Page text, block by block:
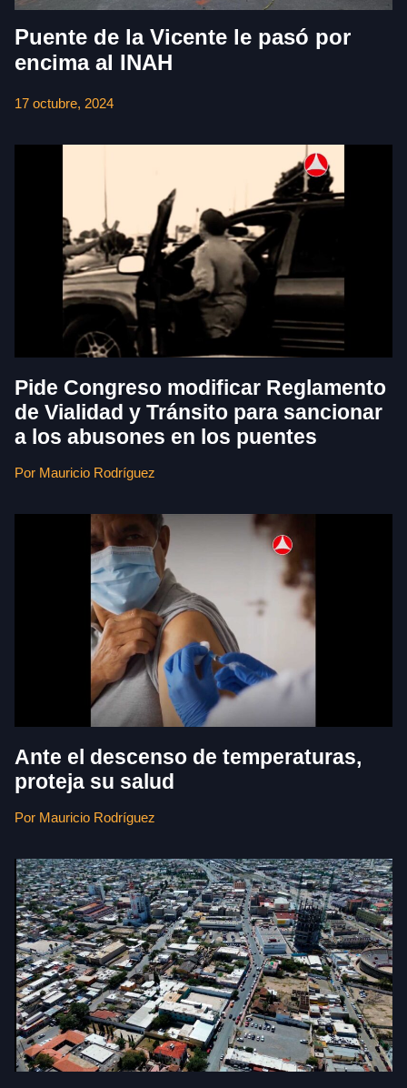
Puente de la Vicente le pasó por
encima al INAH
17 octubre, 2024
Pide Congreso modificar Reglamento
de Vialidad y Tránsito para sancionar
a los abusones en los puentes
Por Mauricio Rodríguez
Ante el descenso de temperaturas,
proteja su salud
Por Mauricio Rodríguez